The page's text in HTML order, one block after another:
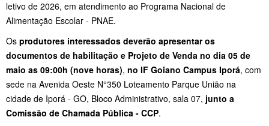
letivo de 2026, em atendimento ao Programa Nacional de
Alimentação Escolar - PNAE.
Os produtores interessados deverão apresentar os
documentos de habilitação e Projeto de Venda no dia 05 de
maio as 09:00h (nove horas), no IF Goiano Campus Iporá, com
sede na Avenida Oeste N°350 Loteamento Parque União na
cidade de Iporá - GO, Bloco Administrativo, sala 07, junto a
Comissão de Chamada Pública - CCP.